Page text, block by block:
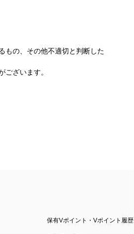
もの、その他不適切と判断した
ざいます。
保有Vポイント・Vポイント履歴